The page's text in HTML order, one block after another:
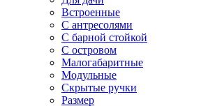
Встроенные
С антресолями
С барной стойкой
С островом
Малогабаритные
Модульные
Скрытые ручки
Размер